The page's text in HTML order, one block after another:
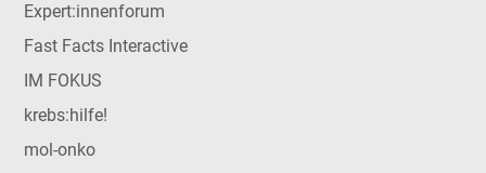
Expert:innenforum
Fast Facts Interactive
IM FOKUS
krebs:hilfe!
mol-onko